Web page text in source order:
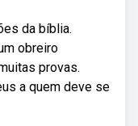
da bíblia.
obreiro
provas.
a quem deve se